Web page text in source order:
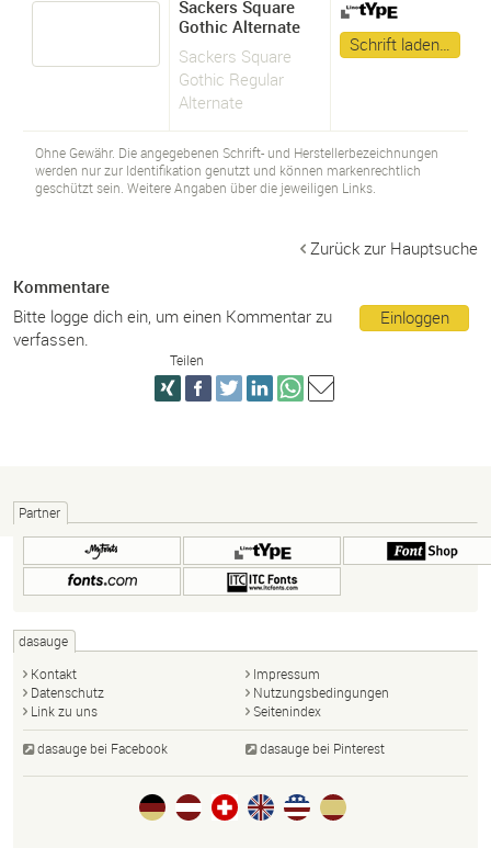
Sackers Square
Gothic Alternate
Sackers Square
Gothic Regular
Alternate
Schrift laden…
Ohne Gewähr. Die angegebenen Schrift- und Herstellerbezeichnungen
werden nur zur Identifikation genutzt und können markenrechtlich
geschützt sein. Weitere Angaben über die jeweiligen Links.
Zurück zur Hauptsuche
Kommentare
Einloggen
Bitte logge dich ein, um einen Kommentar zu
verfassen.
Teilen
Partner
dasauge
Kontakt
Impressum
Datenschutz
Nutzungsbedingungen
Link zu uns
Seitenindex
dasauge bei Facebook dasauge bei Pinterest